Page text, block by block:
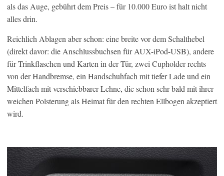
als das Auge, gebührt dem Preis – für 10.000 Euro ist halt nicht
alles drin.
Reichlich Ablagen aber schon: eine breite vor dem Schalthebel
(direkt davor: die Anschlussbuchsen für AUX-iPod-USB), andere
für Trinkflaschen und Karten in der Tür, zwei Cupholder rechts
von der Handbremse, ein Handschuhfach mit tiefer Lade und ein
Mittelfach mit verschiebbarer Lehne, die schon sehr bald mit ihrer
weichen Polsterung als Heimat für den rechten Ellbogen akzeptiert
wird.